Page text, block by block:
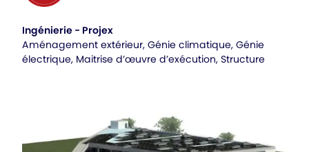
Ingénierie - Projex
Aménagement extérieur, Génie climatique, Génie
électrique, Maitrise d’œuvre d’exécution, Structure